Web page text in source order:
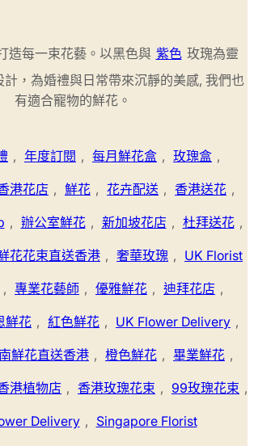
造每一束花藝。以黑色與 紫色 玫瑰為靈
，為婚禮與日常帶來沉靜的美感, 我們也
有適合寵物的鮮花。
, 年度訂閱 , 每月鮮花盒 , 玫瑰盒 ,
港花店 , 鮮花 , 花卉配送 , 香港送花 ,
, 辦公室鮮花 , 新加坡花店 , 杜拜送花 ,
花花束直送香港 , 奢華玫瑰 , UK Florist
, 專業花藝師 , 優雅鮮花 , 迪拜花店 ,
鮮花 , 紅色鮮花 , UK Flower Delivery ,
鮮花直送香港 , 橙色鮮花 , 畢業鮮花 ,
港植物店 , 香港玫瑰花束 , 99玫瑰花束 ,
Delivery , Singapore Florist